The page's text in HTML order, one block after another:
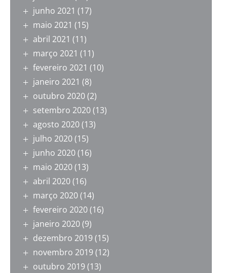
junho 2021 (17)
maio 2021 (15)
abril 2021 (11)
março 2021 (11)
fevereiro 2021 (10)
janeiro 2021 (8)
outubro 2020(2)
setembro 2020(13)
agosto 2020(13)
julho 2020(15)
junho 2020(16)
maio 2020(13)
abril 2020(16)
março 2020(14)
fevereiro 2020(16)
janeiro 2020(9)
dezembro 2019(15)
novembro 2019(12)
outubro 2019(13)